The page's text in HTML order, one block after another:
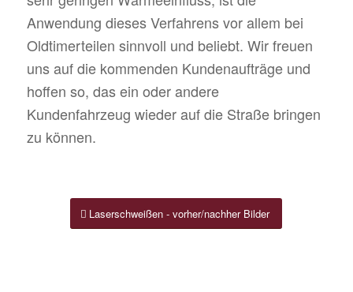
Anwendung dieses Verfahrens vor allem bei
Oldtimerteilen sinnvoll und beliebt. Wir freuen
uns auf die kommenden Kundenaufträge und
hoffen so, das ein oder andere
Kundenfahrzeug wieder auf die Straße bringen
zu können.
Laserschweißen - vorher/nachher Bilder